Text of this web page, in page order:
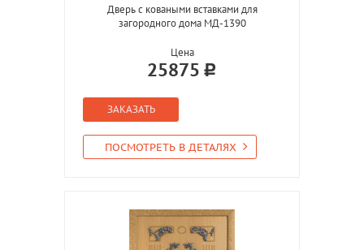
Дверь с коваными вставками для
загородного дома МД-1390
Цена
25875
ЗАКАЗАТЬ
ПОСМОТРЕТЬ В ДЕТАЛЯХ